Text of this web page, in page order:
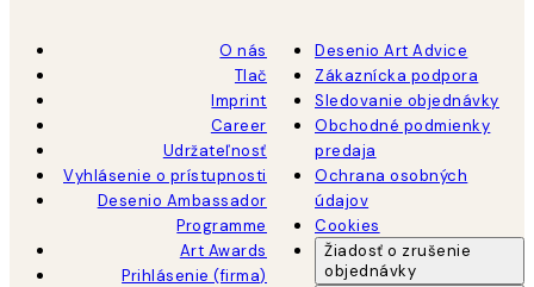
O nás
Tlač
Imprint
Career
Udržateľnosť
Vyhlásenie o prístupnosti
Desenio Ambassador
Programme
Art Awards
Prihlásenie (firma)
Desenio Art Advice
Zákaznícka podpora
Sledovanie objednávky
Obchodné podmienky
predaja
Ochrana osobných
údajov
Cookies
Žiadosť o zrušenie
objednávky